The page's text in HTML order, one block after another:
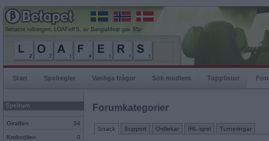
Senaste rullningen, LOAFeRS, av BanglaMeat gav 65p
Start Spelregler Vanliga frågor Sök medlem Topplistor
Spelrum
Giraffen 34
Krokodilen 0
Forumkategorier
Snack Support Ordlekar IRL-spel Turneringar